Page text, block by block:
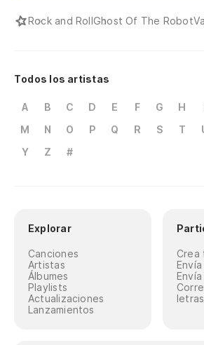
Rock and RollGhost Of The Robot
Todos los artistas
A B C D E F G H
M
N O P Q R S T
Y
Z #
Explorar
Canciones
Artistas
Álbumes
Playlists
Actualizaciones
Lanzamientos
Crea
letras